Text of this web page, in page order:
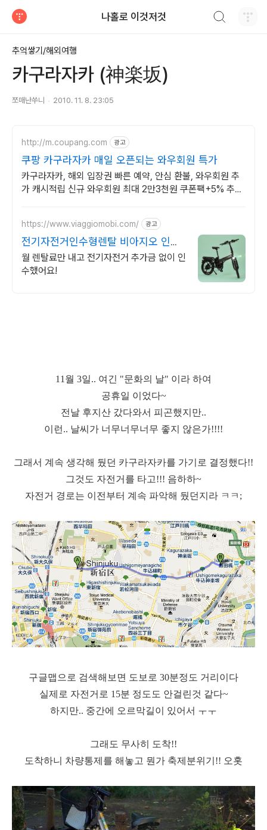
나홀로 이것저것
추억쌓기/해외여행
카구라자카 (神楽坂)
쪼매난쑤니 2010. 11. 8. 23:05
http://m.coupang.com 광고
쿠팡 카구라자카 매일 오픈되는 와우회원 특가
카구라자카, 해외 입장권 빠른 예약, 안심 환불, 와우회원 추
가 캐시적립 신규 와우회원 최대 2만3천원 쿠폰팩+5% 추가
https://www.viaggiomobi.com/ 광고
전기자전거인수형렌탈 비아지오 인수
형 렌탈,완납시 내자전거
월 렌탈료만 내고 전기자전거 추가금 없이 인
수했어요!
11월 3일.. 여긴 "문화의 날" 이라 하여
공휴일 이었다~
전날 후지산 갔다와서 피곤했지만..
이런.. 날씨가 너무너무너무 좋지 않은가!!!!
그래서 계속 생각해 뒀던 카구라자카를 가기로 결정했다!!
그것도 자전거를 타고!!! 음하하~
자전거 경로는 이전부터 계속 파악해 뒀던지라 ㅋㅋ;
구글맵으로 검색해보면 도보로 30분정도 거리이다
실제로 자전거로 15분 정도도 안걸린것 같다~
하지만.. 중간에 오르막길이 있어서 ㅜㅜ
그래도 무사히 도착!!
도착하니 차량통제를 해놓고 뭔가 축제분위기!! 오홋